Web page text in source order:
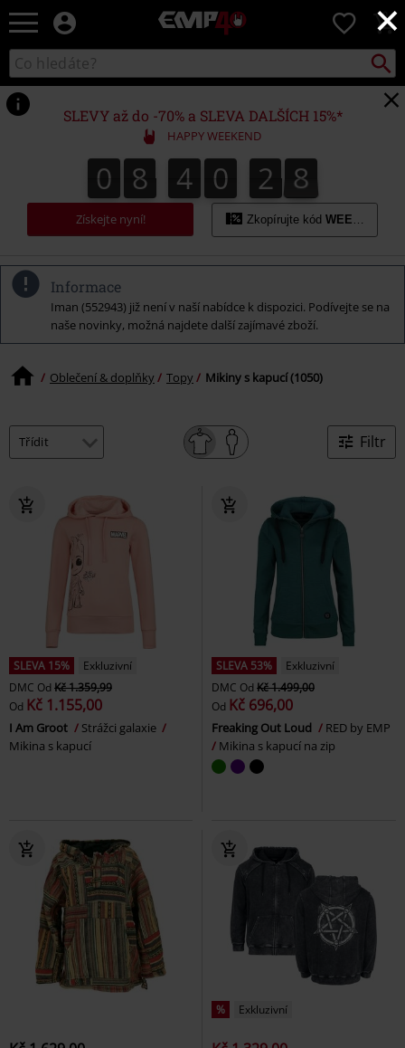
×
EMP
Hudba,
filmy
&
seriály,
Merch
pro
hráče,
Alternativní
móda
0
Katalog
vyhledávání
SLEVY až do -70% a SLEVA DALŠÍCH 15%*
HAPPY WEEKEND
0
0 8
8 4
4 0
0 2
3
2 6
7
6
8
7
Získejte nyní! Zkopírujte kód WEEKEND
Informace
Iman (552943) již není v naší nabídce k dispozici. Podívejte se na
naše novinky, možná najdete další zajímavé zboží.
Oblečení & doplňky Topy Mikiny s kapucí (1050)
Filtr
SLEVA 15%
Exkluzivní
DMC Od Kč 1.359,99
Od Kč 1.155,00
I Am Groot
Strážci galaxie
Mikina s kapucí
SLEVA 53%
Exkluzivní
DMC Od Kč 1.499,00
Od Kč 696,00
Freaking Out Loud
RED by EMP
Mikina s kapucí na zip
% Exkluzivní